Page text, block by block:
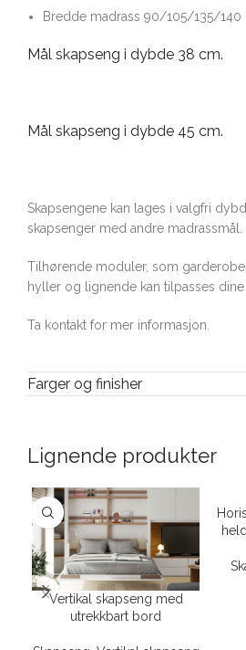
Bredde madrass 90/105/135/140
Mål skapseng i dybde 38 cm.
Mål skapseng i dybde 45 cm.
Skapsengene kan lages i valgfri
skapsenger med andre madrassmål.
Tilhørende moduler, som
hyller og lignende kan tilpasses dine
Ta kontakt for mer informasjon.
Farger og finisher
Lignende produkter
Vertikal skapseng med
utrekkbart bord